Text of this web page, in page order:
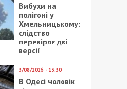
Вибухи на
полігоні у
Хмельницькому:
слідство
перевіряє дві
версії
3/08/2026 - 13:30
В Одесі чоловік